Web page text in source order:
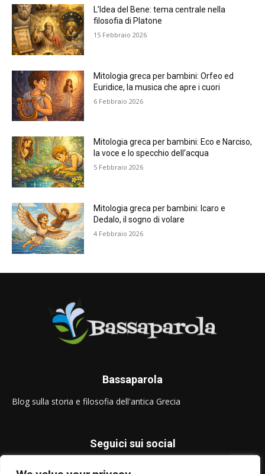
L’Idea del Bene: tema centrale nella
filosofia di Platone
15 Febbraio 2026
Mitologia greca per bambini: Orfeo ed
Euridice, la musica che apre i cuori
6 Febbraio 2026
Mitologia greca per bambini: Eco e Narciso,
la voce e lo specchio dell’acqua
5 Febbraio 2026
Mitologia greca per bambini: Icaro e
Dedalo, il sogno di volare
4 Febbraio 2026
Bassaparola
Blog sulla storia e filosofia dell'antica Grecia
Seguici sui social